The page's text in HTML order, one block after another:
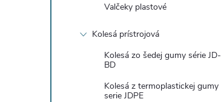
Valčeky plastové
Kolesá prístrojová
Kolesá zo šedej gumy série JD-
BD
Kolesá z termoplastickej gumy
serie JDPE